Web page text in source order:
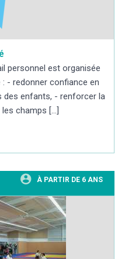
personnel est organisée
: - redonner confiance en
des enfants, - renforcer la
champs [...]
À PARTIR DE 6 ANS